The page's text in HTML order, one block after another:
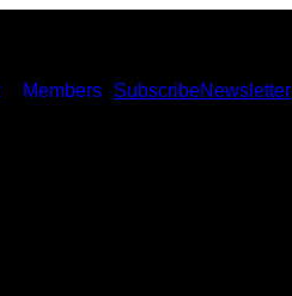
Members SubscribeNewsletter